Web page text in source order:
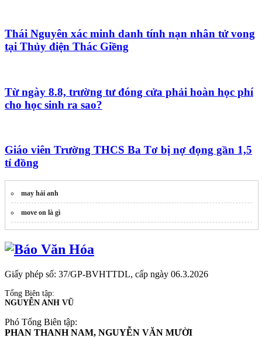
Thái Nguyên xác minh danh tính nạn nhân tử vong
tại Thủy điện Thác Giềng
Từ ngày 8.8, trường tư đóng cửa phải hoàn học phí
cho học sinh ra sao?
Giáo viên Trường THCS Ba Tơ bị nợ đọng gần 1,5
tỉ đồng
may hải anh
move on là gì
Giấy phép số: 37/GP-BVHTTDL, cấp ngày 06.3.2026
Tổng Biên tập:
NGUYỄN ANH VŨ
Phó Tổng Biên tập:
PHAN THANH NAM, NGUYỄN VĂN MƯỜI